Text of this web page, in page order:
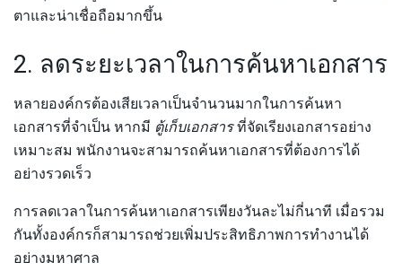
ตาและน่าเชื่อถือมากขึ้น
2. ลดระยะเวลาในการค้นหาเอกสาร
หลายองค์กรต้องเสียเวลาเป็นจำนวนมากในการค้นหา
เอกสารที่จำเป็น หากมี ตู้เก็บเอกสารที่จัดเรียงเอกสารอย่าง
เหมาะสม พนักงานจะสามารถค้นหาเอกสารที่ต้องการได้
อย่างรวดเร็ว
การลดเวลาในการค้นหาเอกสารเพียงวันละไม่กี่นาที เมื่อรวม
กันทั้งองค์กรก็สามารถช่วยเพิ่มประสิทธิภาพการทำงานได้
อย่างมหาศาล